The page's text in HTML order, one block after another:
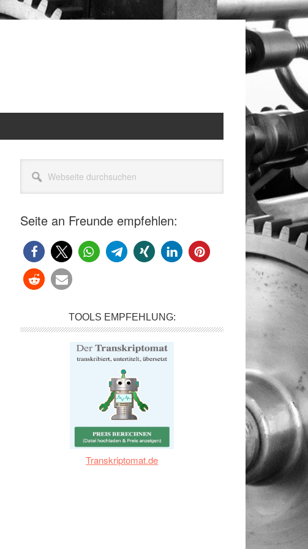
Seitenspalte
durchsuchen
Seite an Freunde empfehlen:
TOOLS EMPFEHLUNG:
Transkriptomat.de